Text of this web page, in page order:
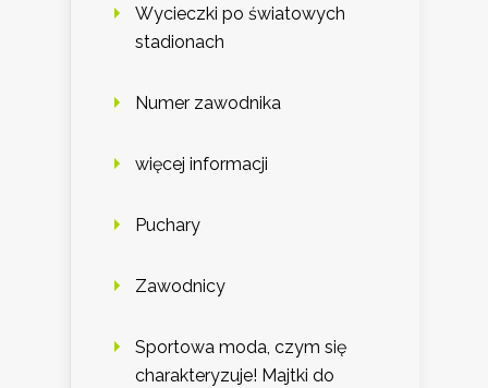
Wycieczki po światowych
stadionach
Numer zawodnika
więcej informacji
Puchary
Zawodnicy
Sportowa moda, czym się
charakteryzuje! Majtki do